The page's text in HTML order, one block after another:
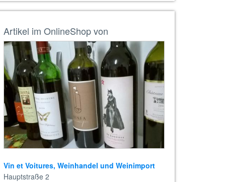
Artikel im OnlineShop von
Vin et Voitures, Weinhandel und Weinimport
Hauptstraße 2